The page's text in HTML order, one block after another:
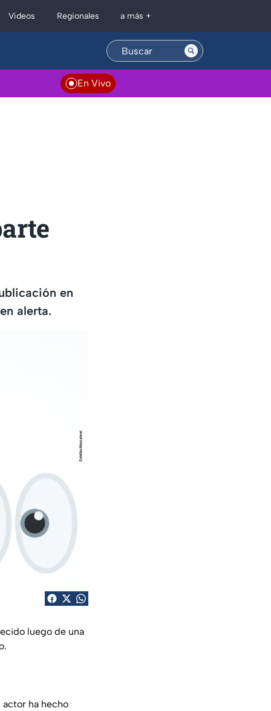
Videos Regionales a más +
En Vivo
en
alerta.
luego de una
actor ha hecho